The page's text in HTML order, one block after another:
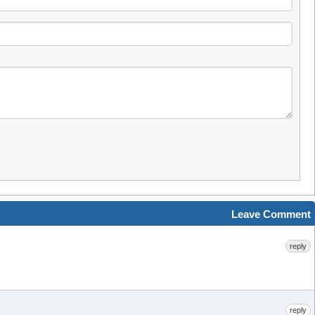
Leave Comment
reply
reply